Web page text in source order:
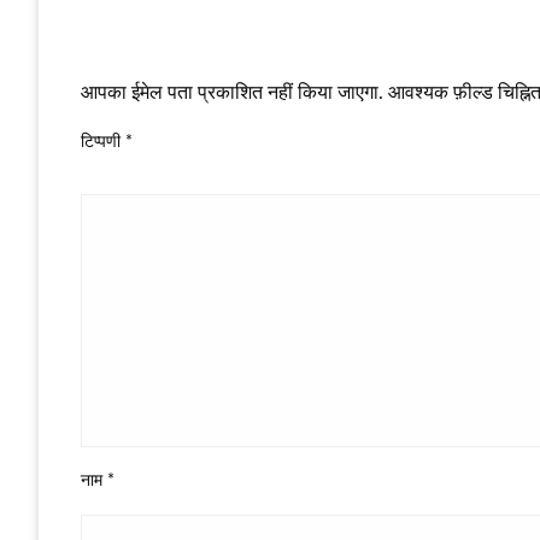
आपका ईमेल पता प्रकाशित नहीं किया जाएगा. आवश्यक फ़ील्ड
टिप्पणी *
नाम *